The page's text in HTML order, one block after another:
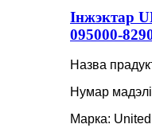
Інжэктар
095000-
Назва
Нумар
Марка: